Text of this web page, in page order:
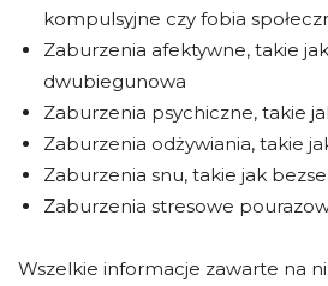
kompulsyjne czy fobia
Zaburzenia afektywne, takie
dwubiegunowa
Zaburzenia psychiczne, takie
Zaburzenia odżywiania, takie
Zaburzenia snu, takie jak
Zaburzenia stresowe
Wszelkie informacje zawarte na